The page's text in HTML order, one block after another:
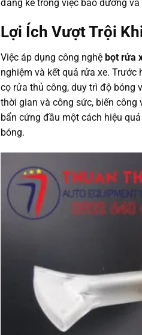
đáng kể trong việc bảo dưỡng
Lợi Ích Vượt Trội
Việc áp dụng công nghệ bọt rửa
nghiệm và kết quả rửa xe.
cọ rửa thủ công, duy trì độ bóng
thời gian và công sức, biến công
bẩn cứng đầu một cách hiệu
bóng.